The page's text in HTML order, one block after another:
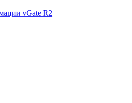
vGate R2